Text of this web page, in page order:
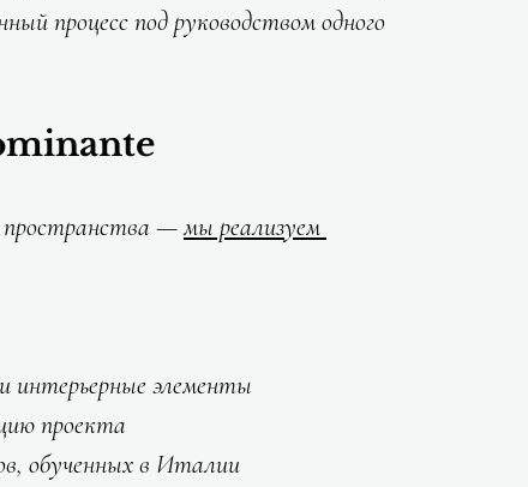
процесс под руководством одного
пространства — мы реализуем
интерьерные элементы
проекта
обученных в Италии